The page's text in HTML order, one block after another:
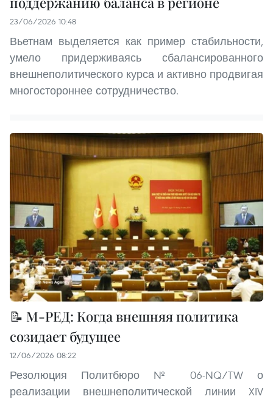
23/06/2026 10:48
Вьетнам выделяется как пример стабильности,
умело придерживаясь сбалансированного
внешнеполитического курса и активно продвигая
многостороннее сотрудничество.
📝 М-РЕД: Когда внешняя политика
созидает будущее
12/06/2026 08:22
Резолюция Политбюро № 06-NQ/TW о
реализации внешнеполитической линии XIV